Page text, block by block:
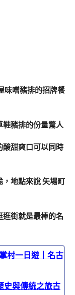
味噌豬排的招牌餐
鞋豬排的份量驚人
酸甜爽口可以同時
地點來說 矢場町
逛街就是最棒的名
村一日遊｜名古
史與傳統之旅古